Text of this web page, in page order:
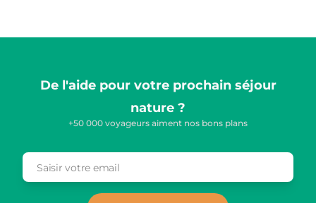
De l'aide pour votre prochain séjour
nature ?
+50 000 voyageurs aiment nos bons plans
EmailSaisir votre email